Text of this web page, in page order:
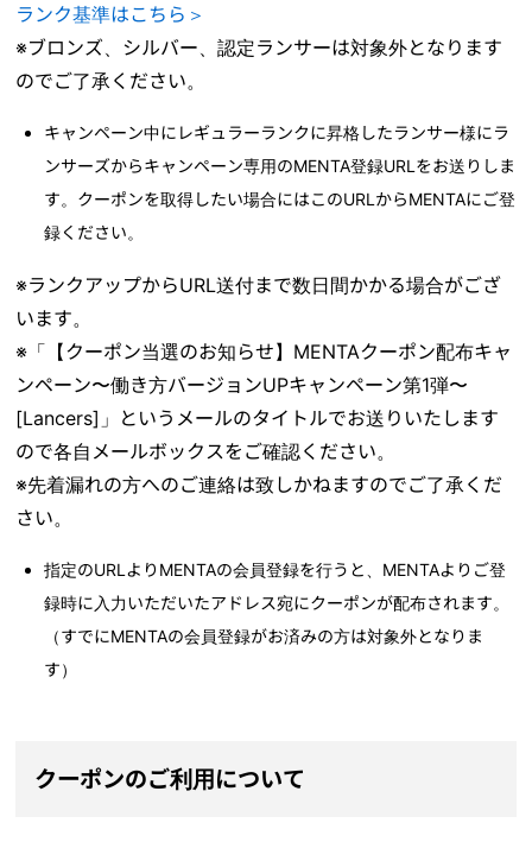
ランク基準はこちら＞
※ブロンズ、シルバー、認定ランサーは対象外となります
のでご了承ください。
キャンペーン中にレギュラーランクに昇格したランサー様にラ
ンサーズからキャンペーン専用のMENTA登録URLをお送りしま
す。クーポンを取得したい場合にはこのURLからMENTAにご登
録ください。
※ランクアップからURL送付まで数日間かかる場合がござ
います。
※「【クーポン当選のお知らせ】MENTAクーポン配布キャ
ンペーン〜働き方バージョンUPキャンペーン第1弾〜
[Lancers]」というメールのタイトルでお送りいたします
ので各自メールボックスをご確認ください。
※先着漏れの方へのご連絡は致しかねますのでご了承くだ
さい。
指定のURLよりMENTAの会員登録を行うと、MENTAよりご登
録時に入力いただいたアドレス宛にクーポンが配布されます。
（すでにMENTAの会員登録がお済みの方は対象外となりま
す）
クーポンのご利用について